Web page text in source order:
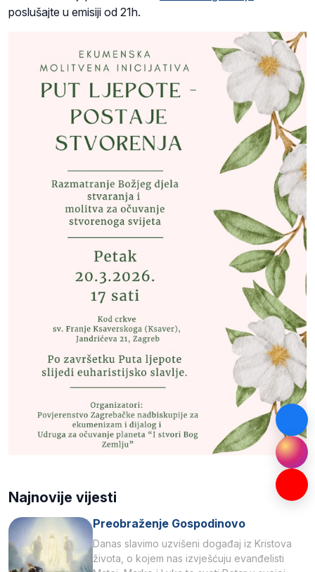
poslušajte u emisiji od 21h.
Najnovije vijesti
Preobraženje Gospodinovo
Danas slavimo uzvišeni događaj iz Kristova
života, o kojem nas izvješćuju evanđelisti